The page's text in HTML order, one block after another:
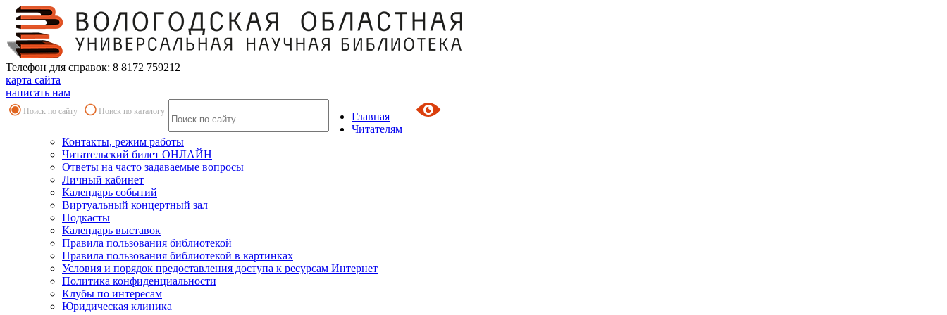
Телефон для справок: 8 8172 759212
карта сайта
написать нам
Поиск по сайту Поиск по каталогу
Главная
Читателям
Контакты, режим работы
Читательский билет ОНЛАЙН
Ответы на часто задаваемые вопросы
Личный кабинет
Календарь событий
Виртуальный концертный зал
Подкасты
Календарь выставок
Правила пользования библиотекой
Правила пользования библиотекой в картинках
Условия и порядок предоставления доступа к ресурсам Интернет
Политика конфиденциальности
Клубы по интересам
Юридическая клиника